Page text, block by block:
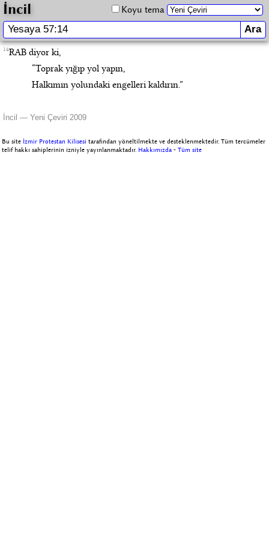
İncil Koyu tema
14RAB diyor ki,
“Toprak yığıp yol yapın,
Halkımın yolundaki engelleri kaldırın.”
İncil — Yeni Çeviri 2009
Bu site İzmir Protestan Kilisesi tarafından yöneltilmekte ve desteklenmektedir. Tüm tercümeler
telif hakkı sahiplerinin izniyle yayınlanmaktadır. Hakkımızda -Tüm site